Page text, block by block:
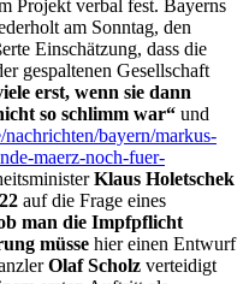
Projekt verbal fest. Bayerns
am Sonntag, den
Einschätzung, dass die
gespaltenen Gesellschaft
erst, wenn sie dann
so schlimm war“ und
bayern/markus-
maerz-noch-fuer-
Klaus Holetschek
auf die Frage eines
man die Impfpflicht
müsse hier einen Entwurf
Olaf Scholz verteidigt